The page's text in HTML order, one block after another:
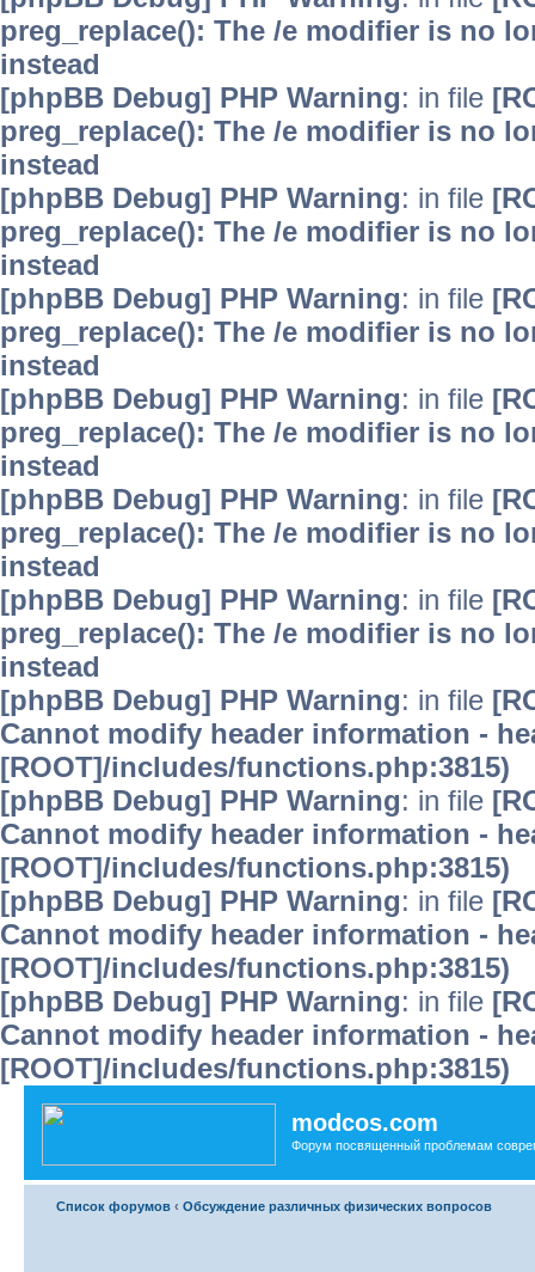
preg_replace(): The /e modifier is no
instead
[phpBB Debug] PHP Warning: in file
preg_replace(): The /e modifier is no
instead
[phpBB Debug] PHP Warning: in file
preg_replace(): The /e modifier is no
instead
[phpBB Debug] PHP Warning: in file
preg_replace(): The /e modifier is no
instead
[phpBB Debug] PHP Warning: in file
preg_replace(): The /e modifier is no
instead
[phpBB Debug] PHP Warning: in file
preg_replace(): The /e modifier is no
instead
[phpBB Debug] PHP Warning: in file
preg_replace(): The /e modifier is no
instead
[phpBB Debug] PHP Warning: in file
Cannot modify header information -
[ROOT]/includes/functions.php:3815)
[phpBB Debug] PHP Warning: in file
Cannot modify header information -
[ROOT]/includes/functions.php:3815)
[phpBB Debug] PHP Warning: in file
Cannot modify header information -
[ROOT]/includes/functions.php:3815)
[phpBB Debug] PHP Warning: in file
Cannot modify header information -
[ROOT]/includes/functions.php:3815)
modcos.com
Форум посвященный проблемам
Список форумов ‹ Обсуждение различных физических вопросов